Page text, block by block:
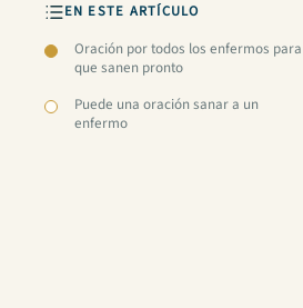
EN ESTE ARTÍCULO
Oración por todos los enfermos para
que sanen pronto
Puede una oración sanar a un
enfermo